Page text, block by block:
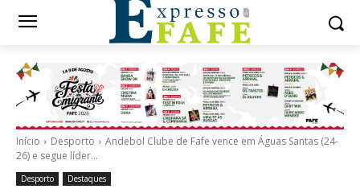
Início Desporto
Andebol Clube de Fafe vence em Águas Santas (24-
26) e segue líder...
Desporto Destaques